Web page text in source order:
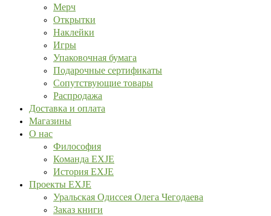
Мерч
Открытки
Наклейки
Игры
Упаковочная бумага
Подарочные сертификаты
Сопутствующие товары
Распродажа
Доставка и оплата
Магазины
О нас
Философия
Команда EXJE
История EXJE
Проекты EXJE
Уральская Одиссея Олега Чегодаева
Заказ книги